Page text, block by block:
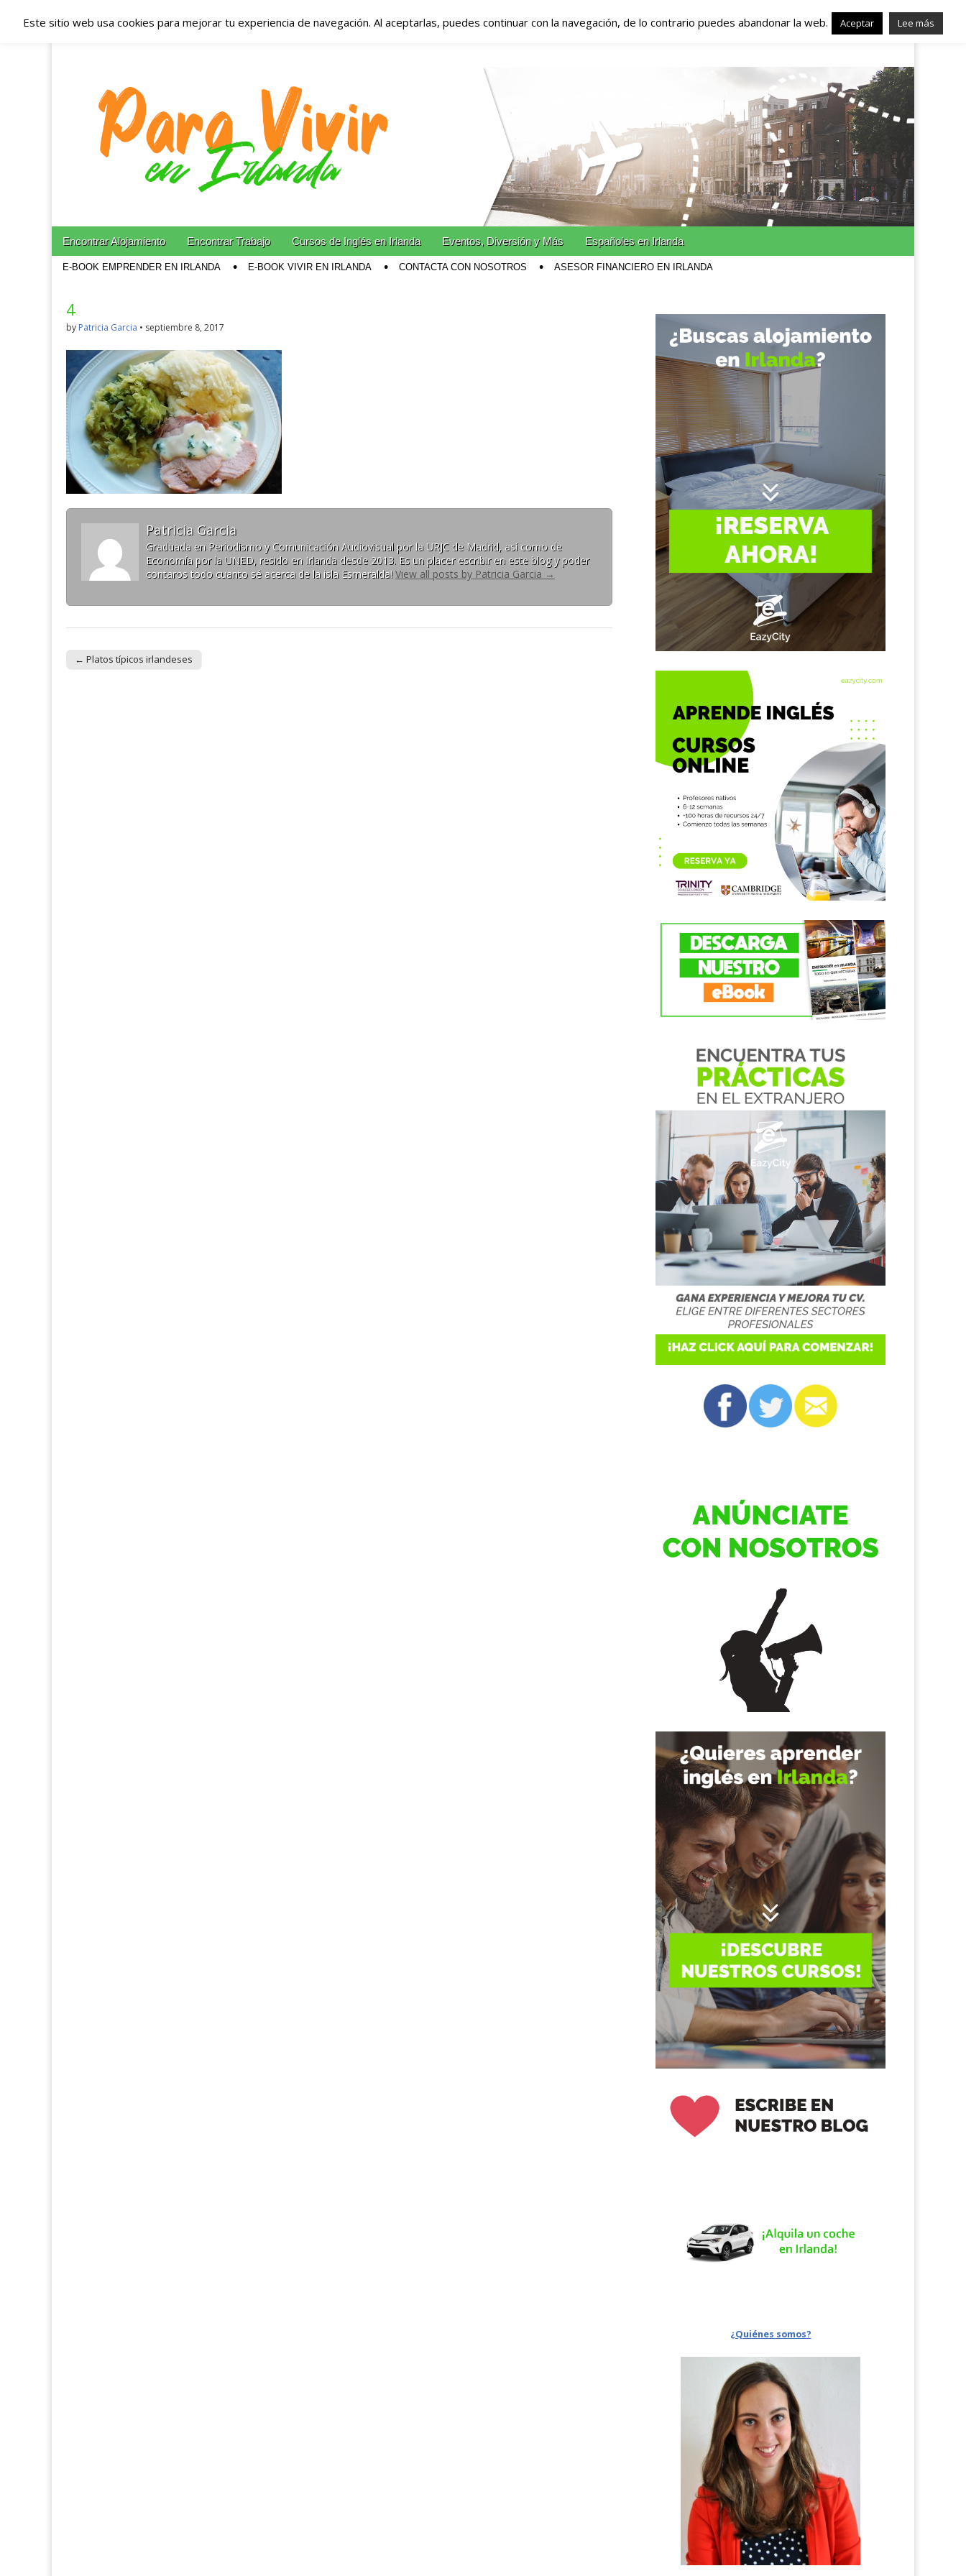
Españoles en Irlanda – Vivir en Irlanda – Trabajo en
Irlanda – Alojamiento en Irlanda
Blog dedicado a los que viven, estudian y trabajan en Irlanda!
Main menu
Skip to content
Encontrar Alojamiento Encontrar Trabajo Cursos de Inglés en Irlanda Eventos, Diversión y Más Españoles en Irlanda
E-BOOK EMPRENDER EN IRLANDA E-BOOK VIVIR EN IRLANDA CONTACTA CON NOSOTROS ASESOR FINANCIERO EN IRLANDA
4
by Patricia Garcia • septiembre 8, 2017
Patricia Garcia
Graduada en Periodismo y Comunicación Audiovisual por la URJC de Madrid, así como de
Economía por la UNED, resido en Irlanda desde 2013. Es un placer escribir en este blog y poder
contaros todo cuanto sé acerca de la isla Esmeralda! View all posts by Patricia Garcia →
← Platos típicos irlandeses
¿Quiénes somos?
Este sitio web usa cookies para mejorar tu experiencia de navegación. Al aceptarlas, puedes continuar con la navegación, de lo contrario puedes abandonar la web. Aceptar Lee más